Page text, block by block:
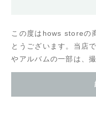
この度はhows storeの
とうございます。当店
やアルバムの一部は、
が可能となっておりま